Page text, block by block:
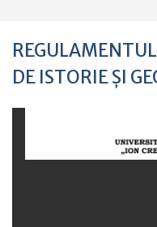
DE ISTORIE ȘI